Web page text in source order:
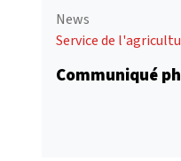
News
Service de
Communiqué